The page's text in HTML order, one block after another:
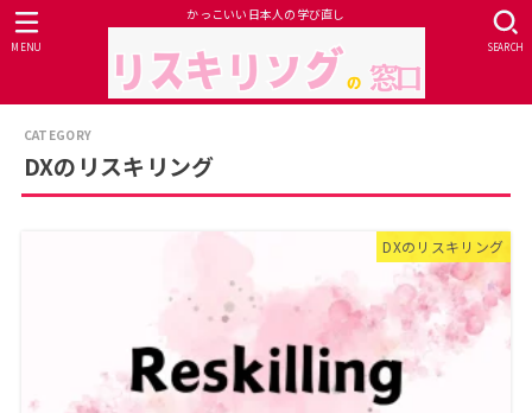
かっこいい日本人の学び直し
SEARCH
MENU
DXのリスキリング
DXのリスキリング